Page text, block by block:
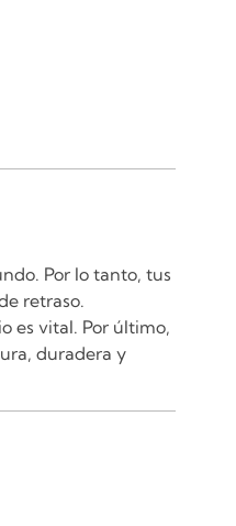
Por lo tanto, tus
retraso.
es vital. Por último,
duradera y